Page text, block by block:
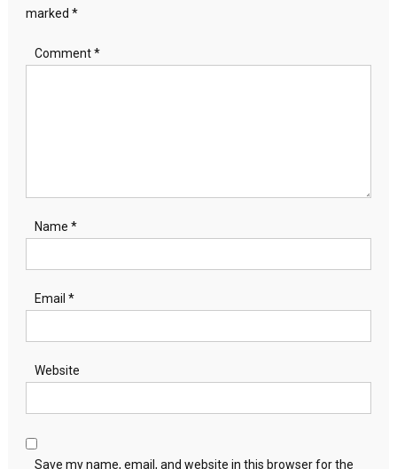
marked *
Comment*
Name *
Email *
Website
Save my name, email, and website in this browser for the